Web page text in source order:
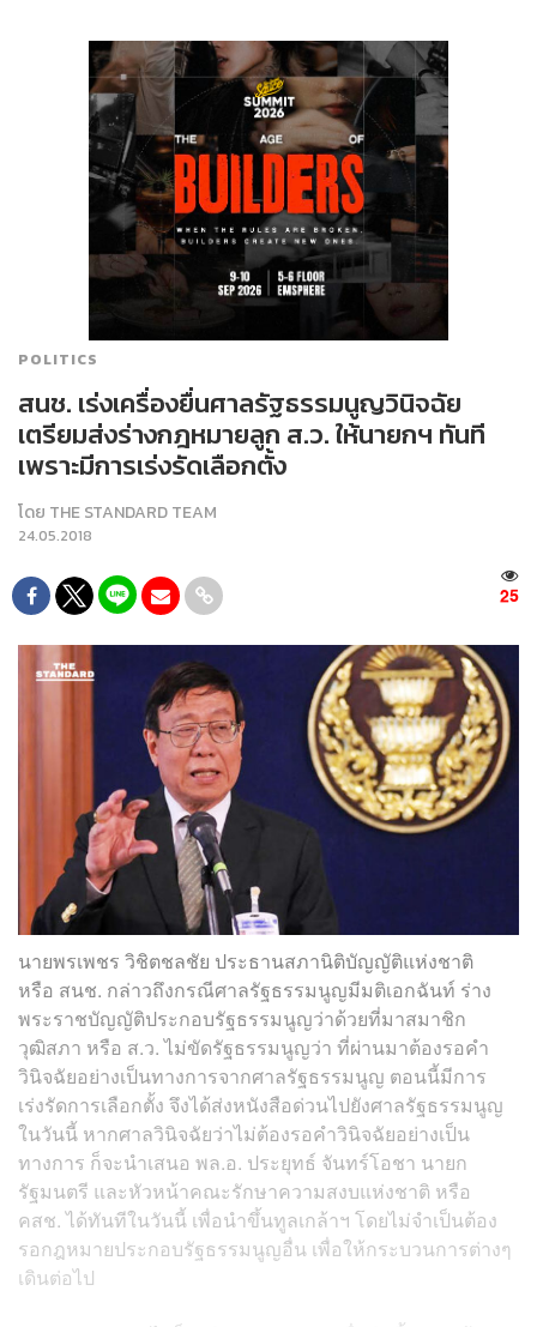
POLITICS
สนช. เร่งเครื่องยื่นศาลรัฐธรรมนูญวินิจฉัย
เตรียมส่งร่างกฎหมายลูก ส.ว. ให้นายกฯ ทันที
เพราะมีการเร่งรัดเลือกตั้ง
โดย THE STANDARD TEAM
24.05.2018
25
นายพรเพชร วิชิตชลชัย ประธานสภานิติบัญญัติแห่งชาติ
หรือ สนช. กล่าวถึงกรณีศาลรัฐธรรมนูญมีมติเอกฉันท์ ร่าง
พระราชบัญญัติประกอบรัฐธรรมนูญว่าด้วยที่มาสมาชิก
วุฒิสภา หรือ ส.ว. ไม่ขัดรัฐธรรมนูญว่า ที่ผ่านมาต้องรอคำ
วินิจฉัยอย่างเป็นทางการจากศาลรัฐธรรมนูญ ตอนนี้มีการ
เร่งรัดการเลือกตั้ง จึงได้ส่งหนังสือด่วนไปยังศาลรัฐธรรมนูญ
ในวันนี้ หากศาลวินิจฉัยว่าไม่ต้องรอคำวินิจฉัยอย่างเป็น
ทางการ ก็จะนำเสนอ พล.อ. ประยุทธ์ จันทร์โอชา นายก
รัฐมนตรี และหัวหน้าคณะรักษาความสงบแห่งชาติ หรือ
คสช. ได้ทันทีในวันนี้ เพื่อนำขึ้นทูลเกล้าฯ โดยไม่จำเป็นต้อง
รอกฎหมายประกอบรัฐธรรมนูญอื่น เพื่อให้กระบวนการต่างๆ
เดินต่อไป